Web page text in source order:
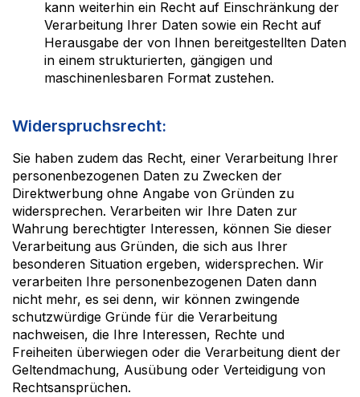
kann weiterhin ein Recht auf Einschränkung der
Verarbeitung Ihrer Daten sowie ein Recht auf
Herausgabe der von Ihnen bereitgestellten Daten
in einem strukturierten, gängigen und
maschinenlesbaren Format zustehen.
Widerspruchsrecht:
Sie haben zudem das Recht, einer Verarbeitung Ihrer
personenbezogenen Daten zu Zwecken der
Direktwerbung ohne Angabe von Gründen zu
widersprechen. Verarbeiten wir Ihre Daten zur
Wahrung berechtigter Interessen, können Sie dieser
Verarbeitung aus Gründen, die sich aus Ihrer
besonderen Situation ergeben, widersprechen. Wir
verarbeiten Ihre personenbezogenen Daten dann
nicht mehr, es sei denn, wir können zwingende
schutzwürdige Gründe für die Verarbeitung
nachweisen, die Ihre Interessen, Rechte und
Freiheiten überwiegen oder die Verarbeitung dient der
Geltendmachung, Ausübung oder Verteidigung von
Rechtsansprüchen.